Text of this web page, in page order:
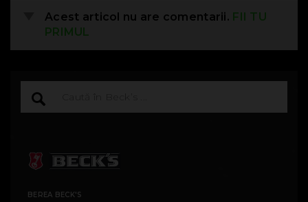
Acest articol nu are comentarii. FII TU
PRIMUL
BEREA BECK'S